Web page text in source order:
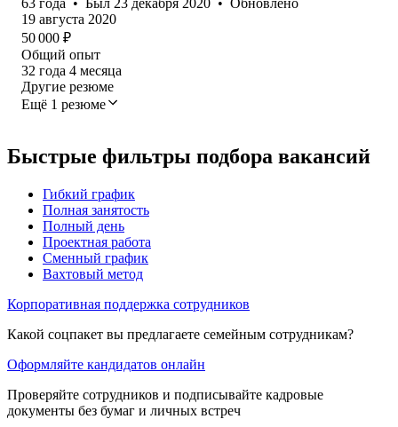
19 августа 2020
50 000 ₽
Общий опыт
32 года 4 месяца
Другие резюме
Ещё 1 резюме
Быстрые фильтры подбора вакансий
Гибкий график
Полная занятость
Полный день
Проектная работа
Сменный график
Вахтовый метод
Корпоративная поддержка сотрудников
Какой соцпакет вы предлагаете семейным сотрудникам?
Оформляйте кандидатов онлайн
Проверяйте сотрудников и подписывайте кадровые
документы без бумаг и личных встреч